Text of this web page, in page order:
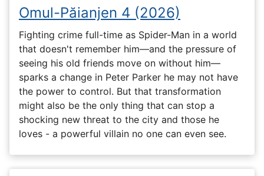
Omul-Păianjen 4 (2026)
Fighting crime full-time as Spider-Man in a world
that doesn't remember him—and the pressure of
seeing his old friends move on without him—
sparks a change in Peter Parker he may not have
the power to control. But that transformation
might also be the only thing that can stop a
shocking new threat to the city and those he
loves - a powerful villain no one can even see.